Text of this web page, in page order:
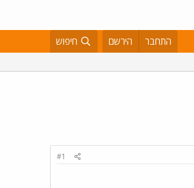
התחבר הירשם חיפוש
#1